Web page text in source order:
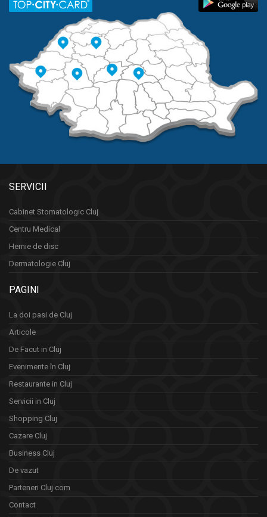
SERVICII
Cabinet Stomatologic Cluj
Centru Medical
Hernie de disc
Dermatologie Cluj
PAGINI
La doi pasi de Cluj
Articole
De Facut in Cluj
Evenimente în Cluj
Restaurante in Cluj
Servicii in Cluj
Shopping Cluj
Cazare Cluj
Business Cluj
De vazut
Parteneri Cluj.com
Contact